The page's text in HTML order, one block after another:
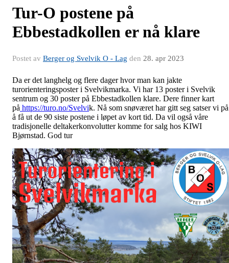
Tur-O postene på
Ebbestadkollen er nå klare
Postet av Berger og Svelvik O - Lag den 28. apr 2023
Da er det langhelg og flere dager hvor man kan jakte
turorienteringsposter i Svelvikmarka. Vi har 13 poster i Svelvik
sentrum og 30 poster på Ebbestadkollen klare. Dere finner kart
på https://turo.no/Svelvik. Nå som snøværet har gitt seg satser vi på
å få ut de 90 siste postene i løpet av kort tid. Da vil også våre
tradisjonelle deltakerkonvolutter komme for salg hos KIWI
Bjørnstad. God tur